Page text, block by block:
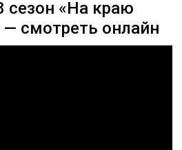
сезон «На краю
— смотреть онлайн